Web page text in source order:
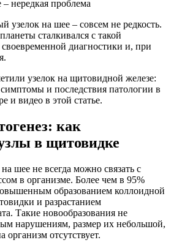
нередкая проблема
узелок на шее – совсем не редкость.
сталкивался с такой
диагностики и, при
узелок на щитовидной железе:
и последствия патологии в
и видео в этой статье.
как
в щитовидке
шее не всегда можно связать с
в организме. Более чем в 95%
образованием коллоидной
и разрастанием
Такие новообразования не
нарушениям, размер их небольшой,
организм отсутствует.